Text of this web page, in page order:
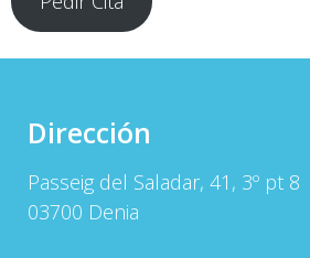
Dirección
Passeig del Saladar, 41, 3º pt 8
03700 Denia